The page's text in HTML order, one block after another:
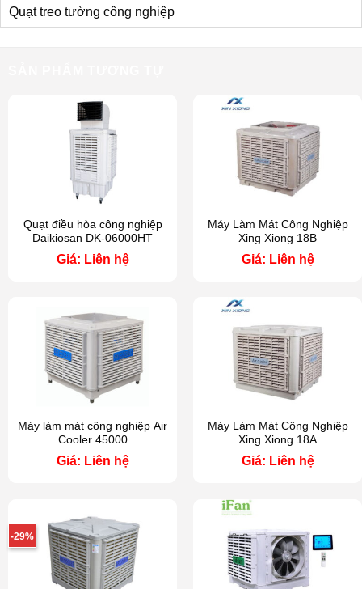
Quạt treo tường công nghiệp
Quạt điều hòa công nghiệp
Daikiosan DK-06000HT
Giá: Liên hệ
Máy Làm Mát Công Nghiệp
Xing Xiong 18B
Giá: Liên hệ
Máy làm mát công nghiệp Air
Cooler 45000
Giá: Liên hệ
Máy Làm Mát Công Nghiệp
Xing Xiong 18A
Giá: Liên hệ
-29%